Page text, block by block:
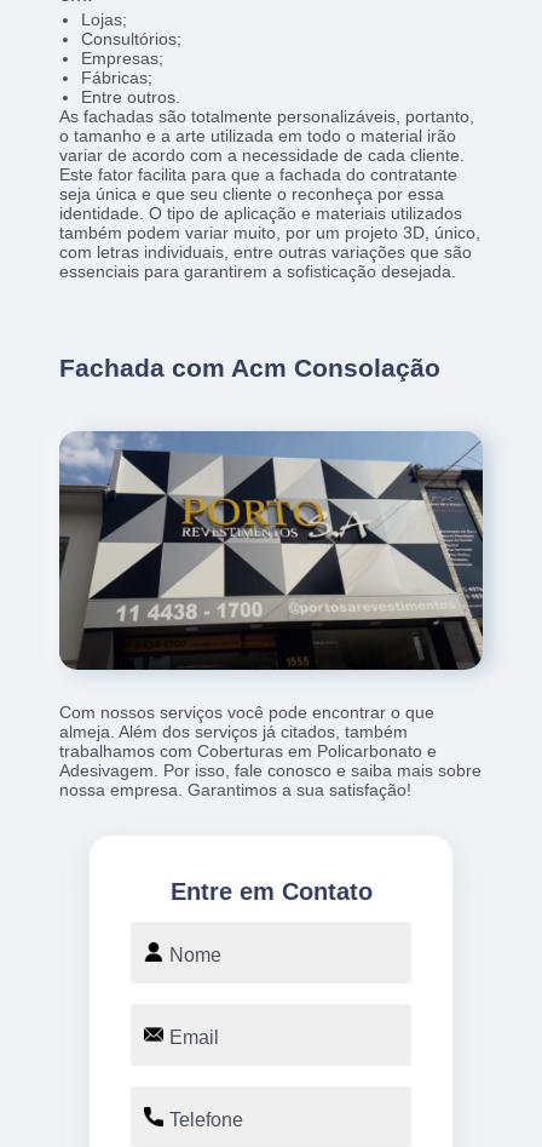
Lojas;
Consultórios;
Empresas;
Fábricas;
Entre outros.
As fachadas são totalmente personalizáveis, portanto,
o tamanho e a arte utilizada em todo o material irão
variar de acordo com a necessidade de cada cliente.
Este fator facilita para que a fachada do contratante
seja única e que seu cliente o reconheça por essa
identidade. O tipo de aplicação e materiais utilizados
também podem variar muito, por um projeto 3D, único,
com letras individuais, entre outras variações que são
essenciais para garantirem a sofisticação desejada.
Fachada com Acm Consolação
Com nossos serviços você pode encontrar o que
almeja. Além dos serviços já citados, também
trabalhamos com Coberturas em Policarbonato e
Adesivagem. Por isso, fale conosco e saiba mais sobre
nossa empresa. Garantimos a sua satisfação!
Entre em Contato